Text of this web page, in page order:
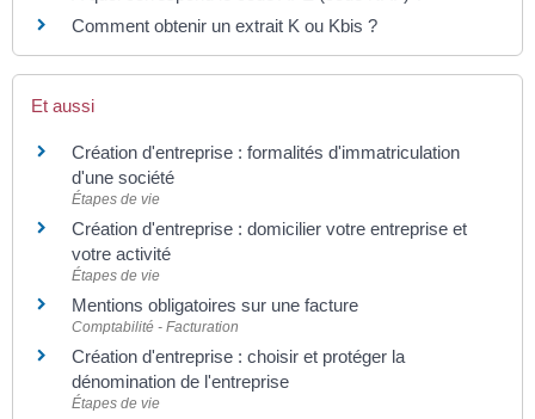
Comment obtenir un extrait K ou Kbis ?
Et aussi
Création d'entreprise : formalités d'immatriculation
d'une société
Étapes de vie
Création d'entreprise : domicilier votre entreprise et
votre activité
Étapes de vie
Mentions obligatoires sur une facture
Comptabilité - Facturation
Création d'entreprise : choisir et protéger la
dénomination de l'entreprise
Étapes de vie